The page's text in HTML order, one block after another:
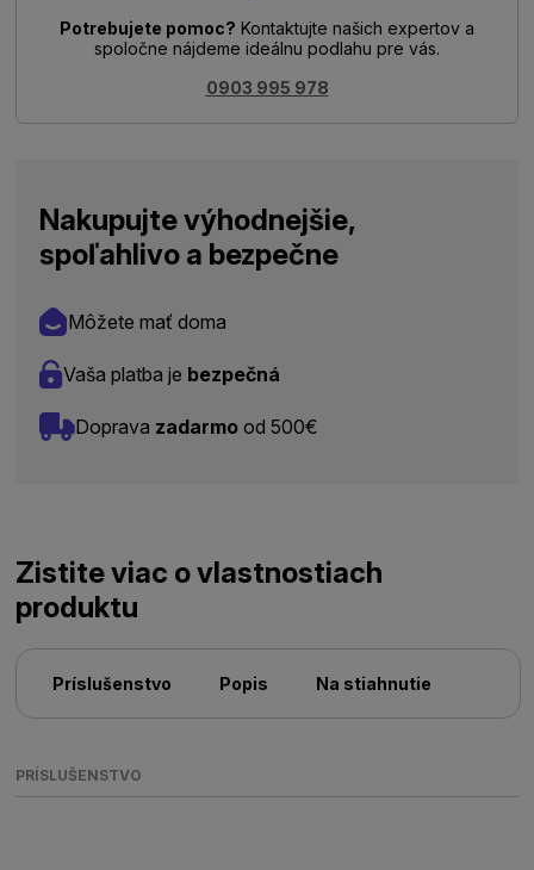
Potrebujete pomoc? Kontaktujte našich expertov a
spoločne nájdeme ideálnu podlahu pre vás.
0903 995 978
Nakupujte výhodnejšie,
spoľahlivo a bezpečne
Môžete mať doma
Vaša platba je bezpečná
Doprava zadarmo od 500€
Zistite viac o vlastnostiach
produktu
Príslušenstvo Popis Na stiahnutie
PRÍSLUŠENSTVO